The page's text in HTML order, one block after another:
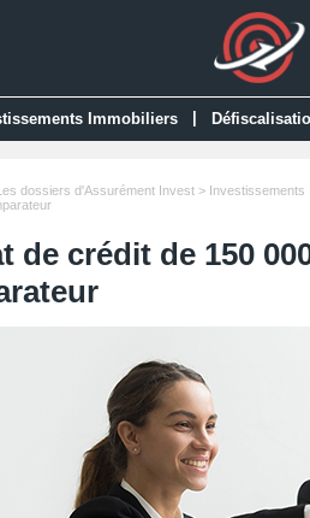
Immobiliers
dossiers d'Assurément Invest> Investissements
de crédit de 150